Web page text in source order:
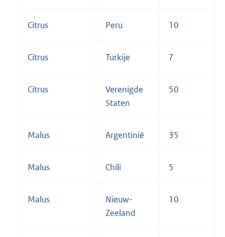
Citrus Peru 10
Citrus Turkije 7
Citrus
Verenigde
Staten
50
Malus Argentinië 35
Malus Chili 5
Malus
Nieuw-
Zeeland
10